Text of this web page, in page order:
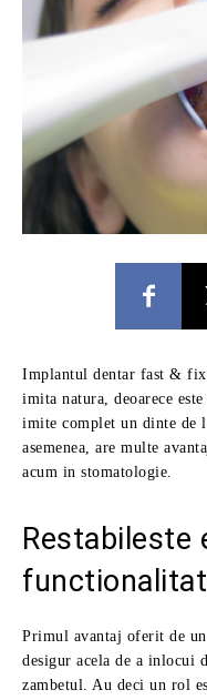
Implantul dentar fast &
imita natura, deoarece
imite complet un dinte de
asemenea, are multe
acum in stomatologie.
Restabileste
Primul avantaj oferit de
desigur acela de a inlocui
zambetul. Au deci un rol